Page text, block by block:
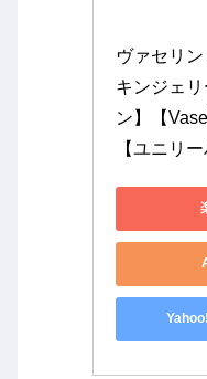
ヴァセリ
キンジェ
ン】【
【ユニリー